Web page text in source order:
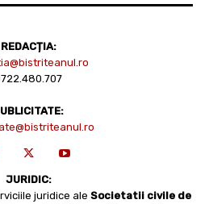
REDACȚIA:
JURIDIC:
juridice ale Societatii civile de